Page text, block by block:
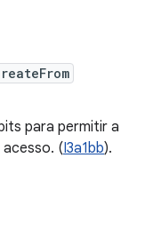
para permitir a
(I3a1bb).